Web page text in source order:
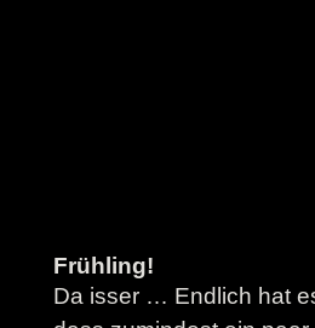
Frühling!
Da isser … Endlich hat